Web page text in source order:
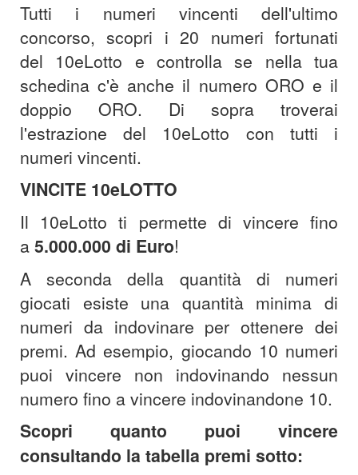
Tutti i numeri vincenti dell'ultimo
concorso, scopri i 20 numeri fortunati
del 10eLotto e controlla se nella tua
schedina c'è anche il numero ORO e il
doppio ORO. Di sopra troverai
l'estrazione del 10eLotto con tutti i
numeri vincenti.
VINCITE 10eLOTTO
Il 10eLotto ti permette di vincere fino
a 5.000.000 di Euro!
A seconda della quantità di numeri
giocati esiste una quantità minima di
numeri da indovinare per ottenere dei
premi. Ad esempio, giocando 10 numeri
puoi vincere non indovinando nessun
numero fino a vincere indovinandone 10.
Scopri quanto puoi vincere
consultando la tabella premi sotto: